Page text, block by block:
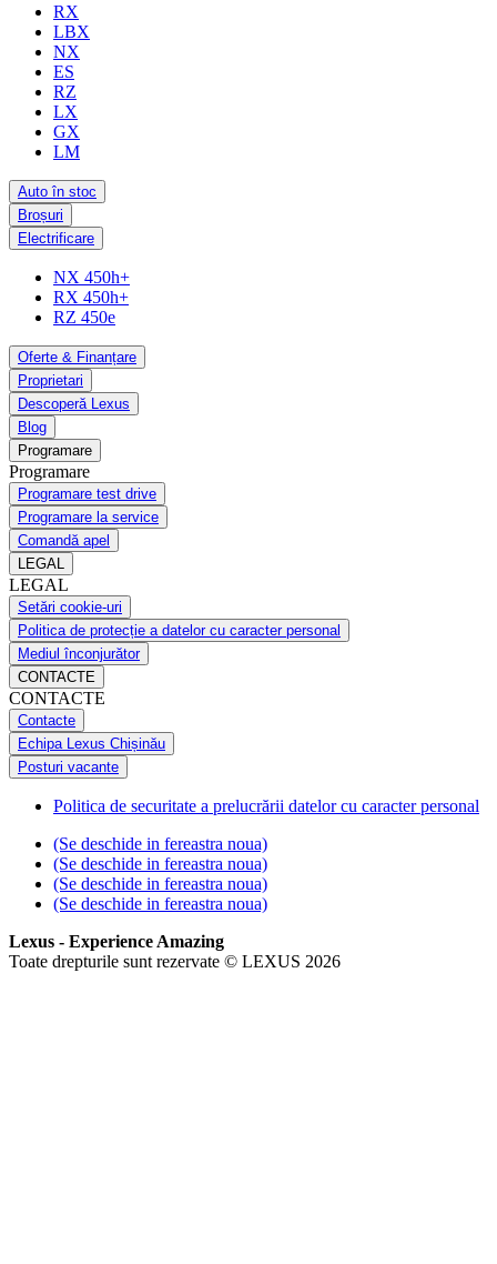
RX
LBX
NX
ES
RZ
LX
GX
LM
Auto în stoc
Broșuri
Electrificare
NX 450h+
RX 450h+
RZ 450e
Oferte & Finanțare
Proprietari
Descoperă Lexus
Blog
Programare
Programare
Programare test drive
Programare la service
Comandă apel
LEGAL
LEGAL
Setări cookie-uri
Politica de protecție a datelor cu caracter personal
Mediul înconjurător
CONTACTE
CONTACTE
Contacte
Echipa Lexus Chișinău
Posturi vacante
Politica de securitate a prelucrării datelor cu caracter personal
(Se deschide in fereastra noua)
(Se deschide in fereastra noua)
(Se deschide in fereastra noua)
(Se deschide in fereastra noua)
Lexus - Experience Amazing
Toate drepturile sunt rezervate © LEXUS 2026